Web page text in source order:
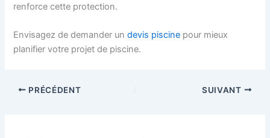
renforce cette protection.
Envisagez de demander undevis piscine pour mieux
planifier votre projet de piscine.
PRÉCÉDENT SUIVANT